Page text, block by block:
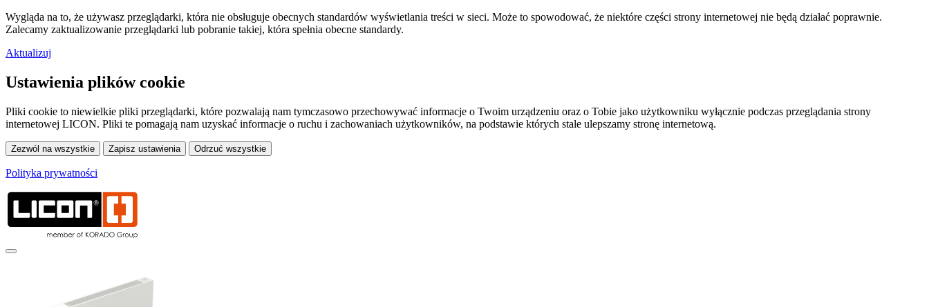
Wygląda na to, że używasz przeglądarki, która nie obsługuje obecnych standardów wyświetlania treści w sieci. Może to spowodować, że niektóre części strony internetowej nie będą działać poprawnie.
Zalecamy zaktualizowanie przeglądarki lub pobranie takiej, która spełnia obecne standardy.
Aktualizuj
Ustawienia plików cookie
Pliki cookie to niewielkie pliki przeglądarki, które pozwalają nam tymczasowo przechowywać informacje o Twoim urządzeniu oraz o Tobie jako użytkowniku wyłącznie podczas przeglądania strony
internetowej LICON. Pliki te pomagają nam uzyskać informacje o ruchu i zachowaniach użytkowników, na podstawie których stale ulepszamy stronę internetową.
Polityka prywatności